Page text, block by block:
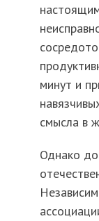
минут и
смысла в
Однако